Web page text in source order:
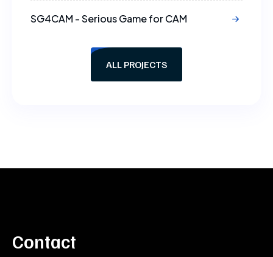
SG4CAM - Serious Game for CAM
ALL PROJECTS
Contact